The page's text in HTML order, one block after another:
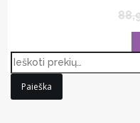
Paieška